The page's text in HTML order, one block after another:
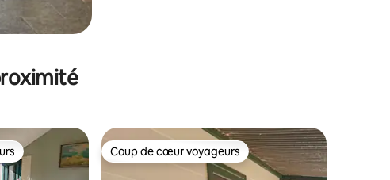
les plus appréciés Coup de cœur voyageurs
Coup de cœur voyageurs